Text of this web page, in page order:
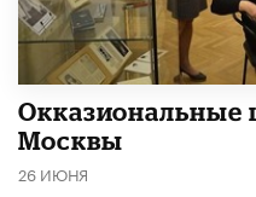
Москвы
26 ИЮНЯ